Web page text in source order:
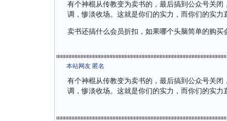
有个神棍从传教变为卖书的，最后搞到公众号关
调，惨淡收场。这就是你们的实力，而你们的实力
卖书还搞什么会员折扣，如果哪个头脑简单的购
本站网友 匿名
有个神棍从传教变为卖书的，最后搞到公众号关
调，惨淡收场。这就是你们的实力，而你们的实力